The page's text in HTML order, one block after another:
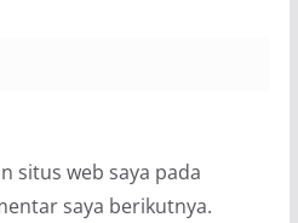
situs web saya pada
saya berikutnya.